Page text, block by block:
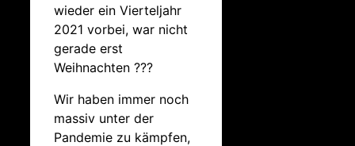
wieder ein Vierteljahr
2021 vorbei, war nicht
gerade erst
Weihnachten ???
Wir haben immer noch
massiv unter der
Pandemie zu kämpfen,